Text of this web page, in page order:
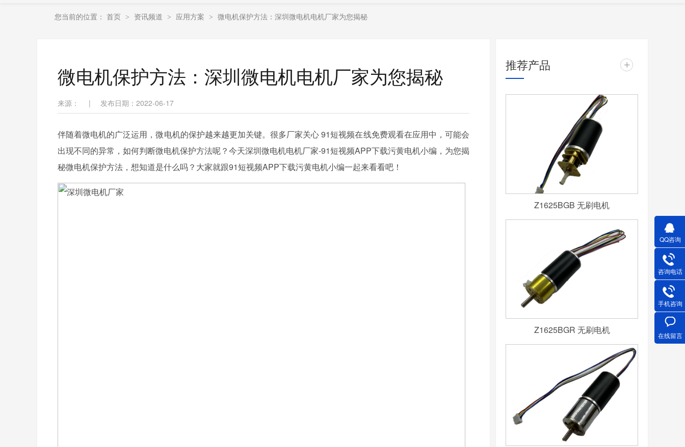
您当前的位置： 首页 > 资讯频道 > 应用方案 > 微电机保护方法：深圳微电机电机厂家为您揭秘
微电机保护方法：深圳微电机电机厂家为您揭秘
来源： | 发布日期：2022-06-17
伴随着微电机的广泛运用，微电机的保护越来越更加关键。很多厂家关心 91短视频在线免费观看在应用中，可能会
出现不同的异常，如何判断微电机保护方法呢？今天深圳微电机电机厂家-91短视频APP下载污黄电机小编，为您揭
秘微电机保护方法，想知道是什么吗？大家就跟91短视频APP下载污黄电机小编一起来看看吧！
推荐产品 +
Z1625BGB 无刷电机
Z1625BGR 无刷电机
QQ咨询
咨询电话
手机咨询
在线留言